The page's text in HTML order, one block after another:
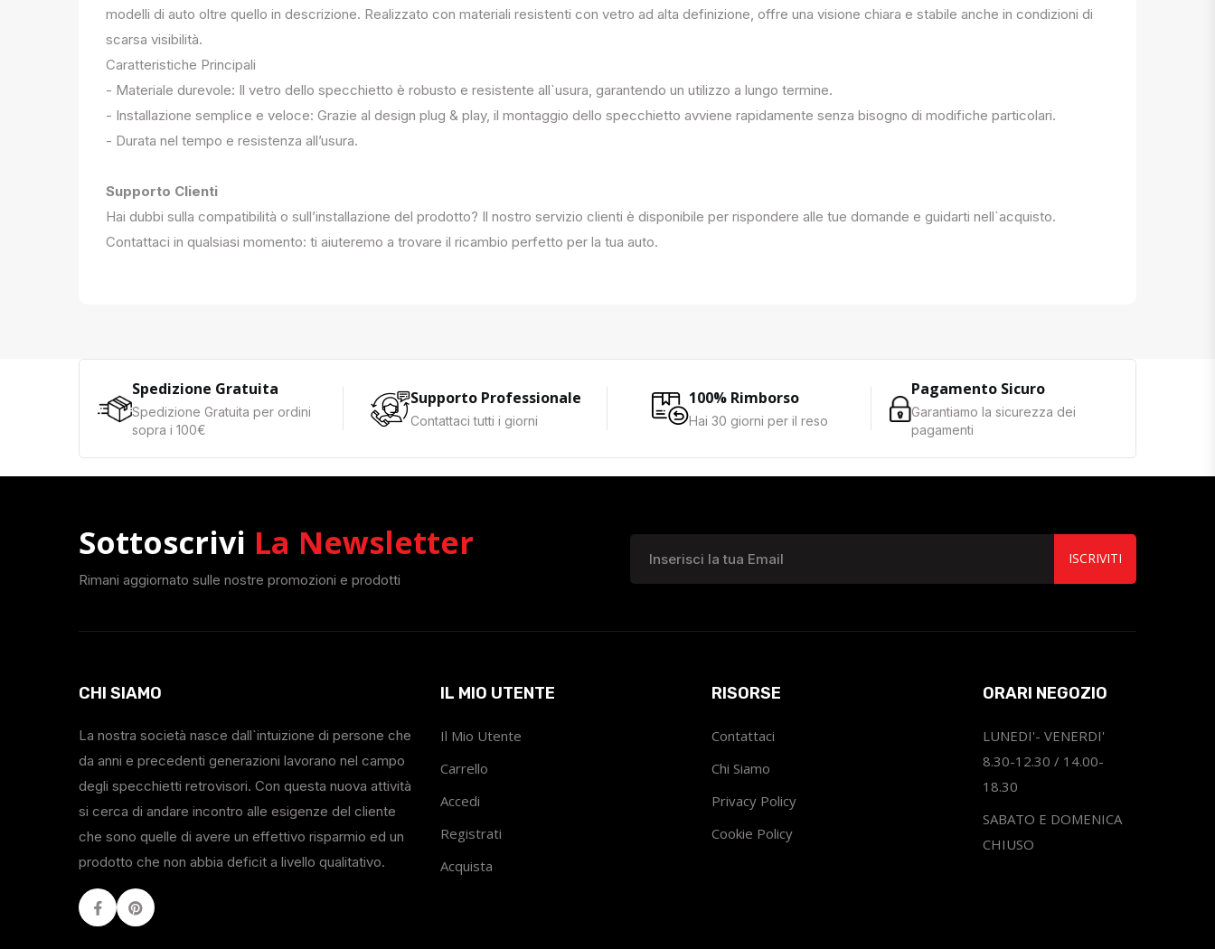
modelli di auto oltre quello in descrizione. Realizzato con materiali resistenti con vetro ad alta definizione, offre una visione chiara e stabile anche in condizioni di
scarsa visibilità.
Caratteristiche Principali
- Materiale durevole: Il vetro dello specchietto è robusto e resistente all`usura, garantendo un utilizzo a lungo termine.
- Installazione semplice e veloce: Grazie al design plug & play, il montaggio dello specchietto avviene rapidamente senza bisogno di modifiche particolari.
- Durata nel tempo e resistenza all’usura.
Supporto Clienti
Hai dubbi sulla compatibilità o sull’installazione del prodotto? Il nostro servizio clienti è disponibile per rispondere alle tue domande e guidarti nell`acquisto.
Contattaci in qualsiasi momento: ti aiuteremo a trovare il ricambio perfetto per la tua auto.
Spedizione Gratuita
Spedizione Gratuita per ordini
sopra i 100€
Supporto Professionale
Contattaci tutti i giorni
100% Rimborso
Hai 30 giorni per il reso
Pagamento Sicuro
Garantiamo la sicurezza dei
pagamenti
Sottoscrivi La Newsletter
Rimani aggiornato sulle nostre promozioni e prodotti
ISCRIVITI
CHI SIAMO
La nostra società nasce dall`intuizione di persone che
da anni e precedenti generazioni lavorano nel campo
degli specchietti retrovisori. Con questa nuova attività
si cerca di andare incontro alle esigenze del cliente
che sono quelle di avere un effettivo risparmio ed un
prodotto che non abbia deficit a livello qualitativo.
FacebookYoutube
IL MIO UTENTE
Il Mio Utente
Carrello
Accedi
Registrati
Acquista
RISORSE
Contattaci
Chi Siamo
Privacy Policy
Cookie Policy
ORARI NEGOZIO
LUNEDI'- VENERDI'
8.30-12.30 / 14.00-
18.30
SABATO E DOMENICA
CHIUSO